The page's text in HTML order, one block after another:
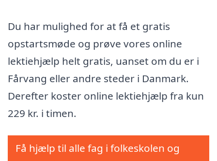
Du har mulighed for at få et gratis
opstartsmøde og prøve vores online
lektiehjælp helt gratis, uanset om du er i
Fårvang eller andre steder i Danmark.
Derefter koster online lektiehjælp fra kun
229 kr. i timen.
Få hjælp til alle fag i folkeskolen og